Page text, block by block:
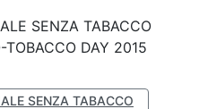
SENZA TABACCO
DAY 2015
SENZA TABACCO